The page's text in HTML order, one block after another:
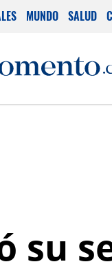
MUNDO SALUD
su